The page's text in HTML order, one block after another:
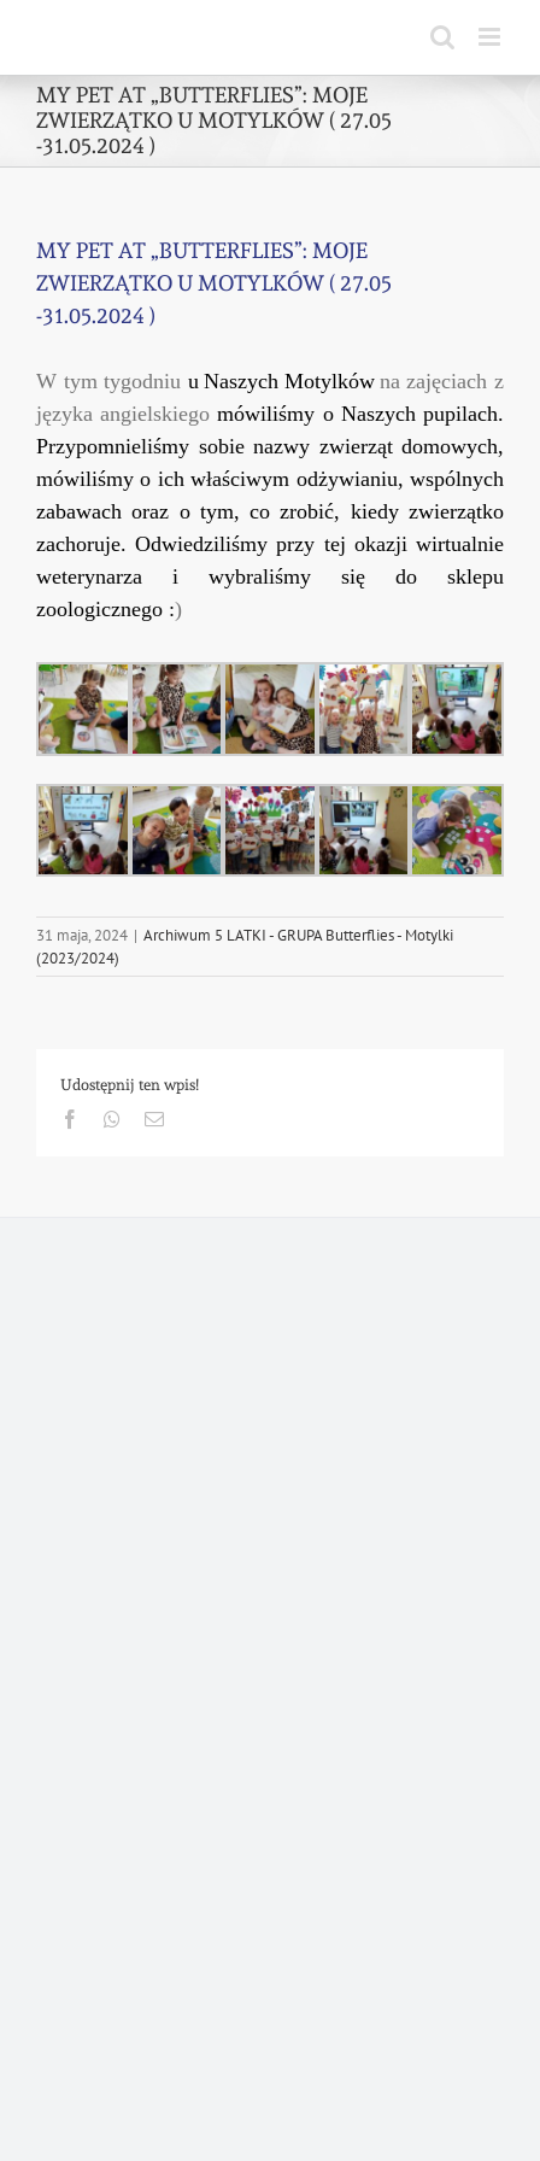
MY PET AT „BUTTERFLIES”: MOJE
ZWIERZĄTKO U MOTYLKÓW ( 27.05
-31.05.2024 )
MY PET AT „BUTTERFLIES”: MOJE
ZWIERZĄTKO U MOTYLKÓW ( 27.05
-31.05.2024 )
W tym tygodniu u Naszych Motylków na zajęciach z
języka angielskiegomówiliśmy o Naszych pupilach.
Przypomnieliśmy sobie nazwy zwierząt domowych,
mówiliśmyo ich właściwym odżywianiu, wspólnych
zabawach oraz o tym, co zrobić, kiedy zwierzątko
zachoruje. Odwiedziliśmy przy tej okazji wirtualnie
weterynarza i wybraliśmy się do sklepu
zoologicznego :)
31 maja, 2024 | Archiwum 5 LATKI - GRUPA Butterflies - Motylki
(2023/2024)
Udostępnij ten wpis!
FacebookWhatsapp
Email